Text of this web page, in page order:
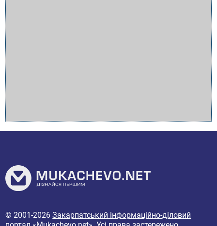
© 2001-2026Закарпатський інформаційно-діловий